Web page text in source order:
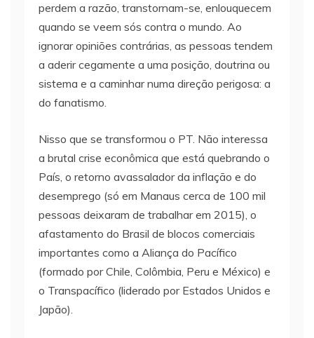
perdem a razão, transtornam-se, enlouquecem
quando se veem sós contra o mundo. Ao
ignorar opiniões contrárias, as pessoas tendem
a aderir cegamente a uma posição, doutrina ou
sistema e a caminhar numa direção perigosa: a
do fanatismo.
Nisso que se transformou o PT. Não interessa
a brutal crise econômica que está quebrando o
País, o retorno avassalador da inflação e do
desemprego (só em Manaus cerca de 100 mil
pessoas deixaram de trabalhar em 2015), o
afastamento do Brasil de blocos comerciais
importantes como a Aliança do Pacífico
(formado por Chile, Colômbia, Peru e México) e
o Transpacífico (liderado por Estados Unidos e
Japão).